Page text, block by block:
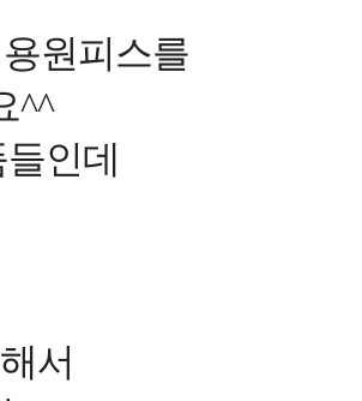
원피스를
^^
인데
서